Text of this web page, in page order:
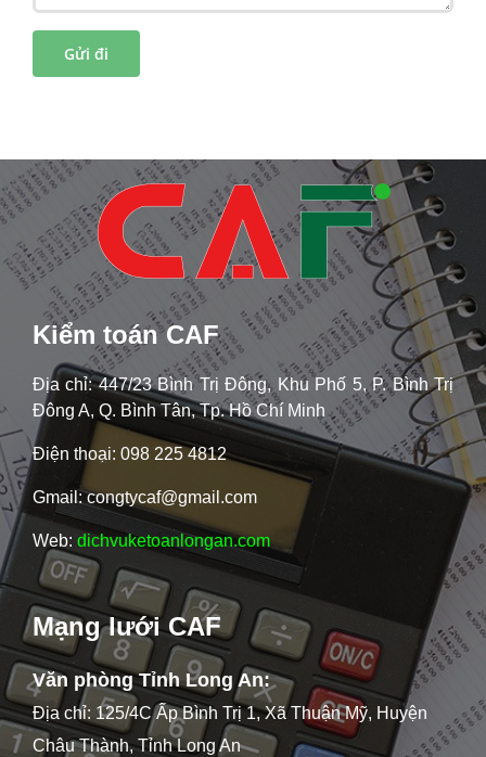
Kiểm toán CAF
Địa chỉ: 447/23 Bình Trị Đông, Khu Phố 5, P. Bình Trị
Đông A, Q. Bình Tân, Tp. Hồ Chí Minh
Điện thoại: 098 225 4812
Gmail: congtycaf@gmail.com
Web: dichvuketoanlongan.com
Mạng lưới CAF
Văn phòng Tỉnh Long An:
Địa chỉ: 125/4C Ấp Bình Trị 1, Xã Thuận Mỹ, Huyện
Châu Thành, Tỉnh Long An